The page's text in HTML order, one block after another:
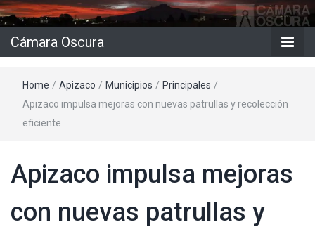
Oscura
Cámara Oscura
Home / Apizaco / Municipios / Principales /
Apizaco impulsa mejoras con nuevas patrullas y recolección
eficiente
Apizaco impulsa mejoras
con nuevas patrullas y